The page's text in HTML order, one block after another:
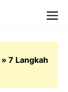
» 7 Langkah